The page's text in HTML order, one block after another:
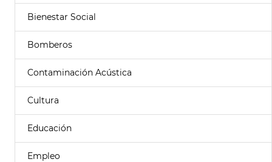
Bienestar Social
Bomberos
Contaminación Acústica
Cultura
Educación
Empleo